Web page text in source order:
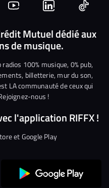
Nous
rejoindre
sur
YouTube
Nous
rejoindre
sur
Linkedin
Nous
Mutuel dédié aux
de musique.
100% musique, 0% pub,
billetterie, mur du son,
LA communauté de ceux qui
nous !
l'application RIFFX !
et Google Play